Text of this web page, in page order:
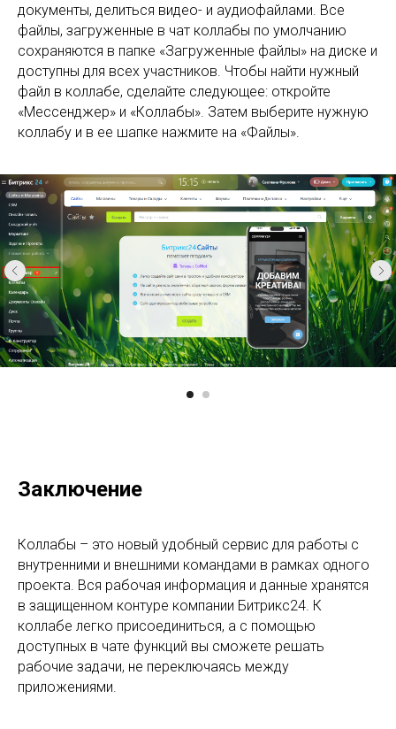
документы, делиться видео- и аудиофайлами. Все
файлы, загруженные в чат коллабы по умолчанию
сохраняются в папке «Загруженные файлы» на диске и
доступны для всех участников. Чтобы найти нужный
файл в коллабе, сделайте следующее: откройте
«Мессенджер» и «Коллабы». Затем выберите нужную
коллабу и в ее шапке нажмите на «Файлы».
Заключение
Коллабы – это новый удобный сервис для работы с
внутренними и внешними командами в рамках одного
проекта. Вся рабочая информация и данные хранятся
в защищенном контуре компании Битрикс24. К
коллабе легко присоединиться, а с помощью
доступных в чате функций вы сможете решать
рабочие задачи, не переключаясь между
приложениями.